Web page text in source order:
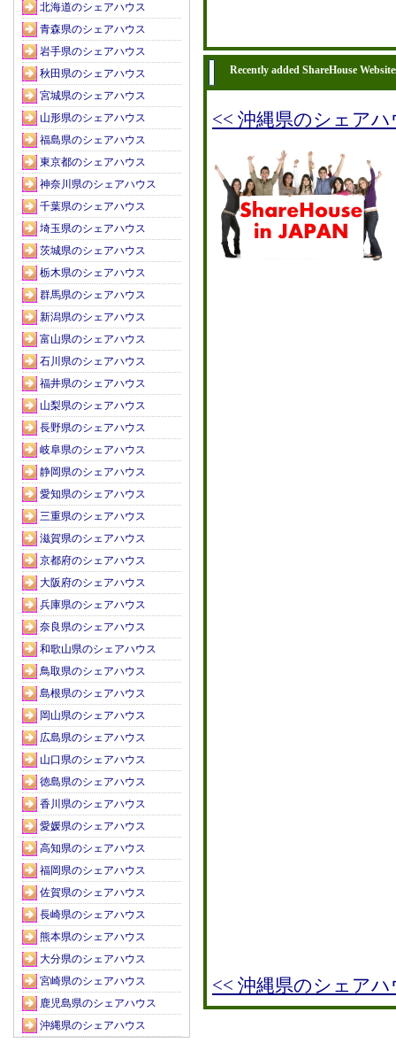
北海道のシェアハウス
青森県のシェアハウス
岩手県のシェアハウス
秋田県のシェアハウス
宮城県のシェアハウス
山形県のシェアハウス
福島県のシェアハウス
東京都のシェアハウス
神奈川県のシェアハウス
千葉県のシェアハウス
埼玉県のシェアハウス
茨城県のシェアハウス
栃木県のシェアハウス
群馬県のシェアハウス
新潟県のシェアハウス
富山県のシェアハウス
石川県のシェアハウス
福井県のシェアハウス
山梨県のシェアハウス
長野県のシェアハウス
岐阜県のシェアハウス
静岡県のシェアハウス
愛知県のシェアハウス
三重県のシェアハウス
滋賀県のシェアハウス
京都府のシェアハウス
大阪府のシェアハウス
兵庫県のシェアハウス
奈良県のシェアハウス
和歌山県のシェアハウス
鳥取県のシェアハウス
島根県のシェアハウス
岡山県のシェアハウス
広島県のシェアハウス
山口県のシェアハウス
徳島県のシェアハウス
香川県のシェアハウス
愛媛県のシェアハウス
高知県のシェアハウス
福岡県のシェアハウス
佐賀県のシェアハウス
長崎県のシェアハウス
熊本県のシェアハウス
大分県のシェアハウス
宮崎県のシェアハウス
鹿児島県のシェアハウス
沖縄県のシェアハウス
Recently added ShareHouse
<< 沖縄県のシェア
<< 沖縄県のシェア